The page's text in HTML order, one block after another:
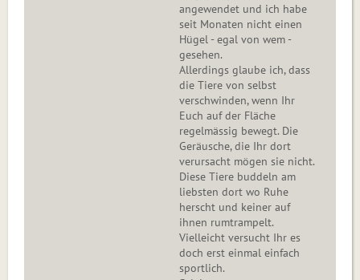
angewendet und ich habe
seit Monaten nicht einen
Hügel - egal von wem -
gesehen.
Allerdings glaube ich, dass
die Tiere von selbst
verschwinden, wenn Ihr
Euch auf der Fläche
regelmässig bewegt. Die
Geräusche, die Ihr dort
verursacht mögen sie nicht.
Diese Tiere buddeln am
liebsten dort wo Ruhe
herscht und keiner auf
ihnen rumtrampelt.
Vielleicht versucht Ihr es
doch erst einmal einfach
sportlich.